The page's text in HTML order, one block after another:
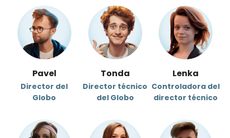
Pavel
Director del
Globo
Tonda
Director técnico
del Globo
Lenka
Controladora del
director técnico